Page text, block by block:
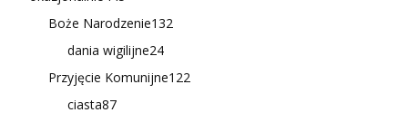
Boże Narodzenie132
dania wigilijne24
Przyjęcie Komunijne122
ciasta87